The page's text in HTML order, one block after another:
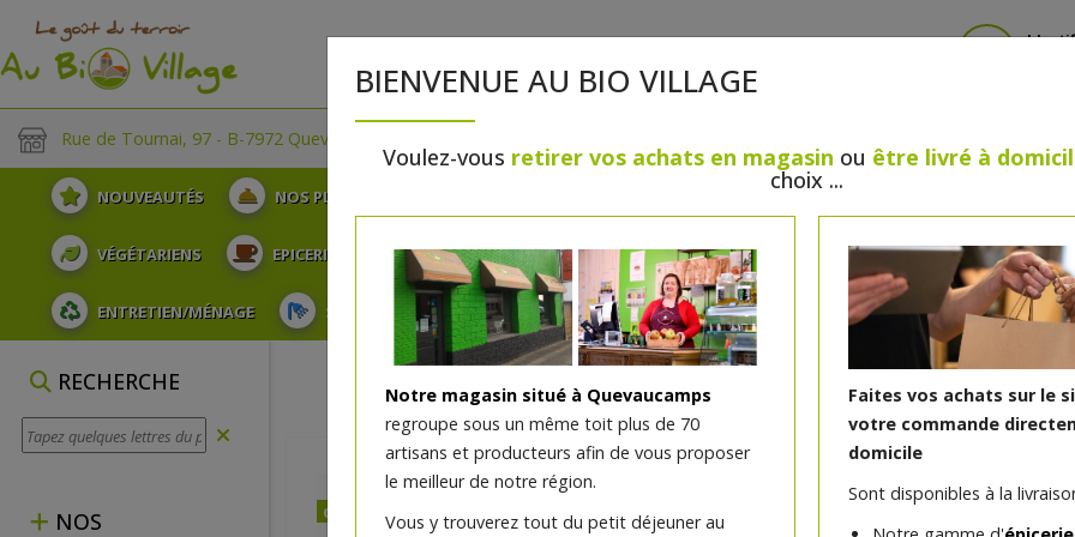
Rue de Tournai, 97 - B-7972 Quevaucamps
NOUVEAUTÉS NOS PLATEAUX
VÉGÉTARIENS EPICERIE PLATS TRAITEUR BOULANGERIE / PÂTISSERIE SANS GLUTEN, SANS
ENTRETIEN/MÉNAGE SOINS ET HYGIÈNE DU CORPS BEAUTÉ HUILES ESSENTIELLES MAISON
RECHERCHE
NOS
BIENVENUE AU BIO VILLAGE
Voulez-vous retirer vos achats en magasin ou être livré à
choix ...
Notre magasin situé à Quevaucamps
regroupe sous un même toit plus de 70
artisans et producteurs afin de vous proposer
le meilleur de notre région.
Vous y trouverez tout du petit déjeuner au
Faites vos achats sur le
votre commande
domicile
Sont disponibles à la
dès mercredi 12/08
Biscuits choco Bisson bio